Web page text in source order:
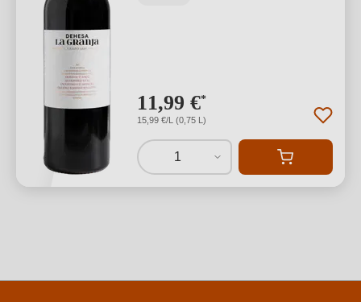
11,99 €*
15,99 €/L (0,75 L)
1